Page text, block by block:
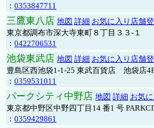
： 0353847711
三鷹東八店 地図 詳細 お気に入り店舗
東京都調布市深大寺東町８丁目３３-１
： 0422706531
池袋東武店 地図 詳細 お気に入り店舗
豊島区西池袋1-1-25 東武百貨店 池袋店
： 0359531011
パークシティ中野店 地図 詳細 お気
東京都中野区中野四丁目14 番1 号
： 0359429861